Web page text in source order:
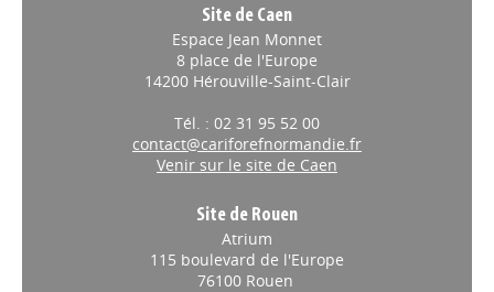
Site de Caen
Espace Jean Monnet
8 place de l'Europe
14200 Hérouville-Saint-Clair
Tél. : 02 31 95 52 00
contact@cariforefnormandie.fr
Venir sur le site de Caen
Site de Rouen
Atrium
115 boulevard de l'Europe
76100 Rouen